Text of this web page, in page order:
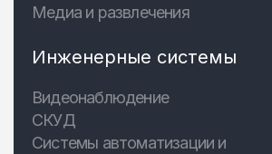
Медиа и развлечения
Инженерные системы
Видеонаблюдение
СКУД
Системы автоматизации и